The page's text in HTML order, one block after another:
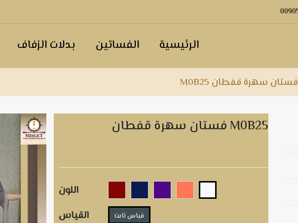
الرئيسية الفساتين بدلات الزفاف
فستان سهرة قفطان M0B25
فستان سهرة قفطان M0B25
اللون
القياس
قياس ثابت